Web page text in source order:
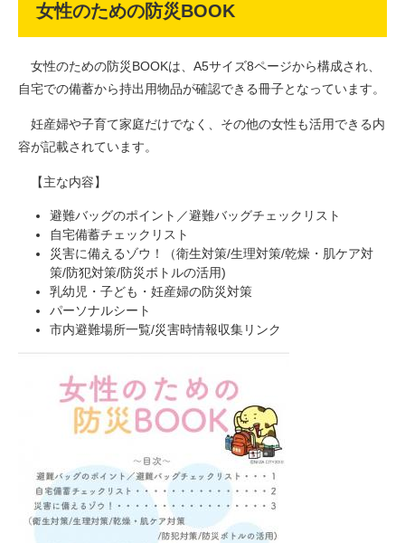
女性のための防災BOOK
女性のための防災BOOKは、A5サイズ8ページから構成され、
自宅での備蓄から持出用物品が確認できる冊子となっています。
妊産婦や子育て家庭だけでなく、その他の女性も活用できる内
容が記載されています。
【主な内容】
避難バッグのポイント／避難バッグチェックリスト
自宅備蓄チェックリスト
災害に備えるゾウ！（衛生対策/生理対策/乾燥・肌ケア対
策/防犯対策/防災ボトルの活用)
乳幼児・子ども・妊産婦の防災対策
パーソナルシート
市内避難場所一覧/災害時情報収集リンク